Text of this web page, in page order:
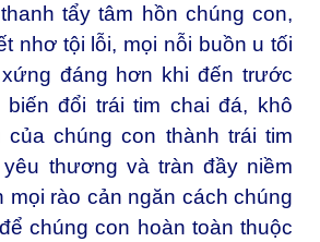
tẩy tâm hồn chúng con,
nhơ tội lỗi, mọi nỗi buồn u tối
đáng hơn khi đến trước
biến đổi trái tim chai đá, khô
chúng con thành trái tim
thương và tràn đầy niềm
mọi rào cản ngăn cách chúng
chúng con hoàn toàn thuộc